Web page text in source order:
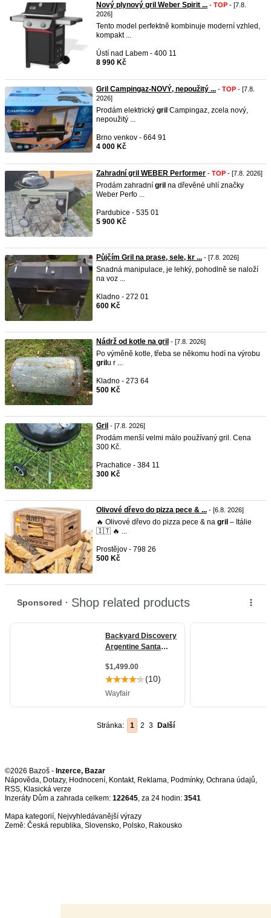
Nový plynový gril Weber Spirit ... - TOP - [7.8.
2026]
Tento model perfektně kombinuje moderní vzhled,
kompakt ...
Ústí nad Labem - 400 11
8 990 Kč
Gril Campingaz-NOVÝ, nepoužitý ... - TOP - [7.8.
2026]
Prodám elektrický gril Campingaz, zcela nový,
nepoužitý ...
Brno venkov - 664 91
4 000 Kč
Zahradní gril WEBER Performer - TOP - [7.8. 2026]
Prodám zahradní gril na dřevěné uhlí značky
Weber Perfo ...
Pardubice - 535 01
5 900 Kč
Půjčím Gril na prase, sele, kr ... - [7.8. 2026]
Snadná manipulace, je lehký, pohodlně se naloží
na voz ...
Kladno - 272 01
600 Kč
Nádrž od kotle na gril - [7.8. 2026]
Po výměně kotle, třeba se někomu hodí na výrobu
gril u r ...
Kladno - 273 64
500 Kč
Gril - [7.8. 2026]
Prodám menší velmi málo používaný gril. Cena
300 Kč.
Prachatice - 384 11
300 Kč
Olivové dřevo do pizza pece & ... - [6.8. 2026]
🔥 Olivové dřevo do pizza pece & na gril – Itálie
🇮🇹 🔥 ...
Prostějov - 798 26
500 Kč
Stránka: 1 2 3 Další
©2026 Bazoš - Inzerce, Bazar
Nápověda, Dotazy, Hodnocení, Kontakt, Reklama, Podmínky, Ochrana údajů,
RSS,
Inzeráty Dům a zahrada celkem: 122645, za 24 hodin: 3541
Mapa kategorií, Nejvyhledávanější výrazy
Země: Česká republika, Slovensko, Polsko, Rakousko